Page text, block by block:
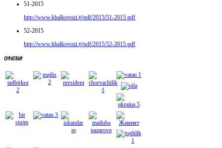
51-2015
http://www.khalkovozi.tj/pdf/2015/51-2015.pdf
52-2015
http://www.khalkovozi.tj/pdf/2015/52-2015.pdf
СУРАТЛАР